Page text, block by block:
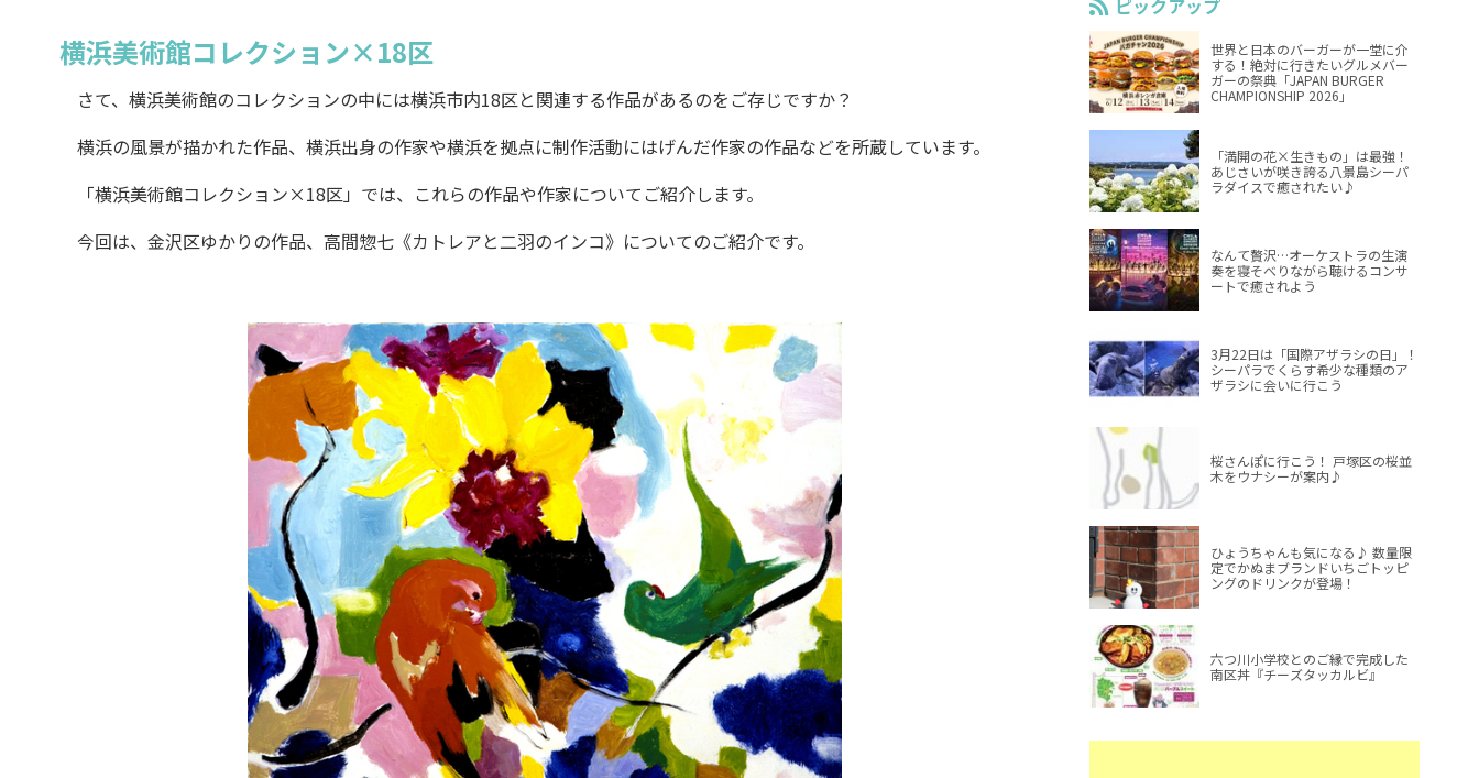
横浜美術館コレクション×18区
さて、横浜美術館のコレクションの中には横浜市内18区と関連する作品があるのをご存じですか？
横浜の風景が描かれた作品、横浜出身の作家や横浜を拠点に制作活動にはげんだ作家の作品などを所蔵しています。
「横浜美術館コレクション×18区」では、これらの作品や作家についてご紹介します。
今回は、金沢区ゆかりの作品、高間惣七《カトレアと二羽のインコ》についてのご紹介です。
ピックアップ
世界と日本のバーガーが一堂に介
する！絶対に行きたいグルメバー
ガーの祭典「JAPAN BURGER
CHAMPIONSHIP 2026」
「満開の花×生きもの」は最強！
あじさいが咲き誇る八景島シーパ
ラダイスで癒されたい♪
なんて贅沢…オーケストラの生演
奏を寝そべりながら聴けるコンサ
ートで癒されよう
3月22日は「国際アザラシの日」！
シーパラでくらす希少な種類のア
ザラシに会いに行こう
桜さんぽに行こう！ 戸塚区の桜並
木をウナシーが案内♪
ひょうちゃんも気になる♪ 数量限
定でかぬまブランドいちごトッピ
ングのドリンクが登場！
六つ川小学校とのご縁で完成した
南区丼『チーズタッカルビ』